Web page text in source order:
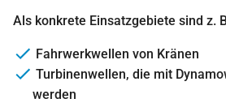
Als konkrete Einsatzgebiete sind z.
Fahrwerkwellen von Kränen
Turbinenwellen, die mit
werden